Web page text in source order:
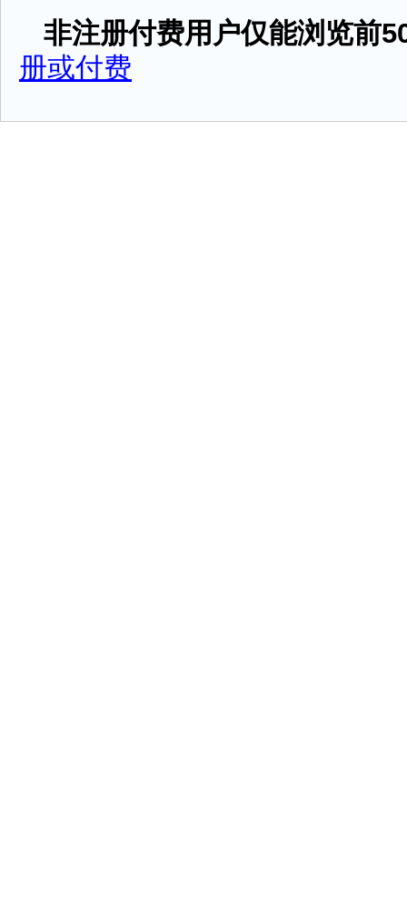
非注册付费用户仅能浏览前
册或付费